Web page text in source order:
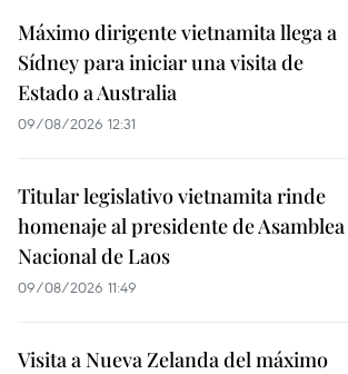
Máximo dirigente vietnamita llega a
Sídney para iniciar una visita de
Estado a Australia
09/08/2026 12:31
Titular legislativo vietnamita rinde
homenaje al presidente de Asamblea
Nacional de Laos
09/08/2026 11:49
Visita a Nueva Zelanda del máximo